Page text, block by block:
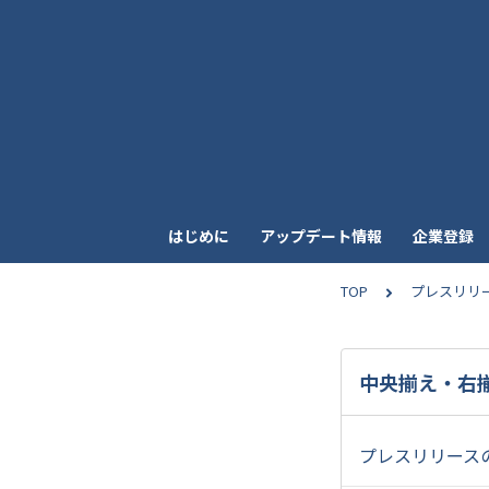
はじめに アップデート情報 企業登録
TOP プレスリリ
中央揃え・右
プレスリリー